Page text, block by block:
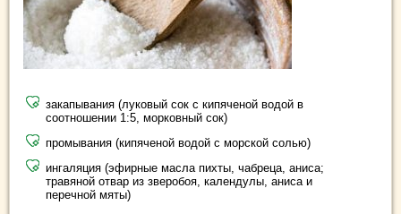
закапывания (луковый сок с кипяченой водой в
соотношении 1:5, морковный сок)
промывания (кипяченой водой с морской солью)
ингаляция (эфирные масла пихты, чабреца, аниса;
травяной отвар из зверобоя, календулы, аниса и
перечной мяты)